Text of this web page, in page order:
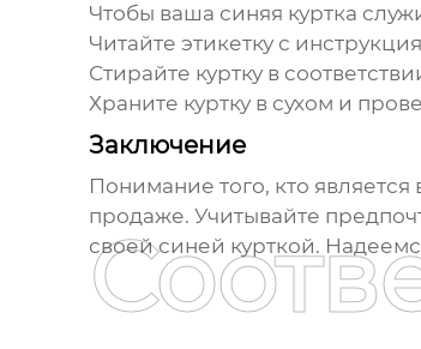
Чтобы ваша синяя куртка
Читайте этикеткус
Стирайте курткув
Храните курткув сухом и
Заключение
Понимание того, кто является
продаже. Учитывайте
своейсиней курткой.